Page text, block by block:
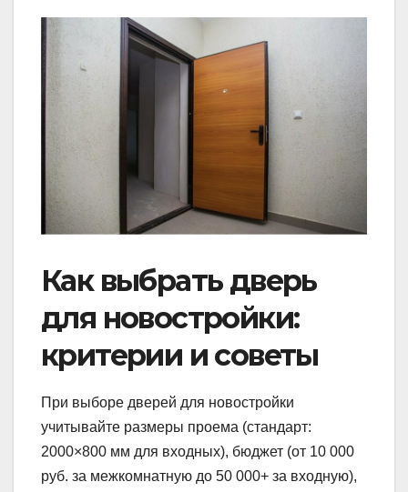
Как выбрать дверь
для новостройки:
критерии и советы
При выборе дверей для новостройки
учитывайте размеры проема (стандарт:
2000×800 мм для входных), бюджет (от 10 000
руб. за межкомнатную до 50 000+ за входную),